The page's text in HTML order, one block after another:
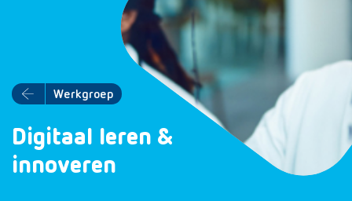
Werkgroep
Digitaal leren &
innoveren